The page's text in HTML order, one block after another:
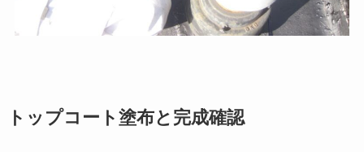
トップコート塗布と完成確認